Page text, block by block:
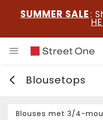
SUMMER SALE :
Blousetops
Blouses met 3/4-